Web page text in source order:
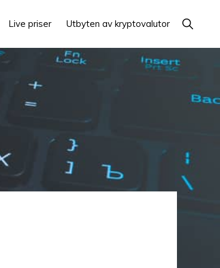
Live priser Utbyten av kryptovalutor Visa
sökning